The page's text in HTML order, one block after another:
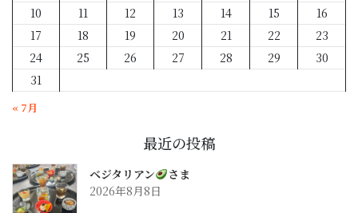
10
11 12 13 14 15
16
17
18 19 20 21 22
23
24
25 26 27 28 29
30
31
« 7月
最近の投稿
ベジタリアン
さま
2026年8月8日